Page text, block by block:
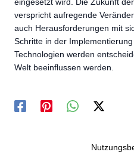
verspricht aufregende
auch Herausforderungen mit
Schritte in der
Technologien werden
Welt beeinflussen werden.